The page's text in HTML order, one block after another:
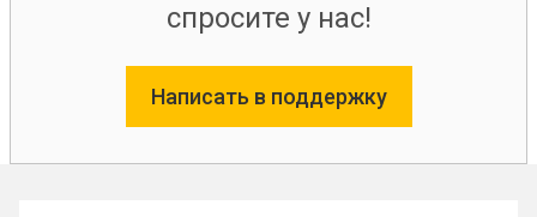
спросите у нас!
Написать в поддержку